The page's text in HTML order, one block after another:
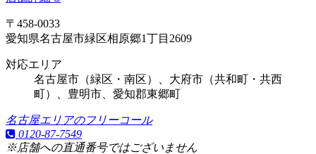
〒458-0033
愛知県名古屋市緑区相原郷1丁目2609
対応エリア
名古屋市（緑区・南区）、大府市（共和町・共西
町）、豊明市、愛知郡東郷町
名古屋エリアのフリーコール
0120-87-7549
※店舗への直通番号ではございません